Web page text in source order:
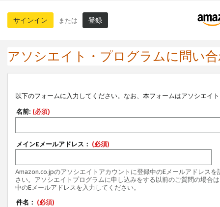
サインイン または 登録
アソシエイト・プログラムに問い
以下のフォームに入力してください。なお、本フォームはアソシエイ
名前: (必須)
メインEメールアドレス： (必須)
Amazon.co.jpのアソシエイトアカウントに登録中のEメールアドレスを
さい。アソシエイトプログラムに申し込みをする以前のご質問の場合
中のEメールアドレスを入力してください。
件名： (必須)